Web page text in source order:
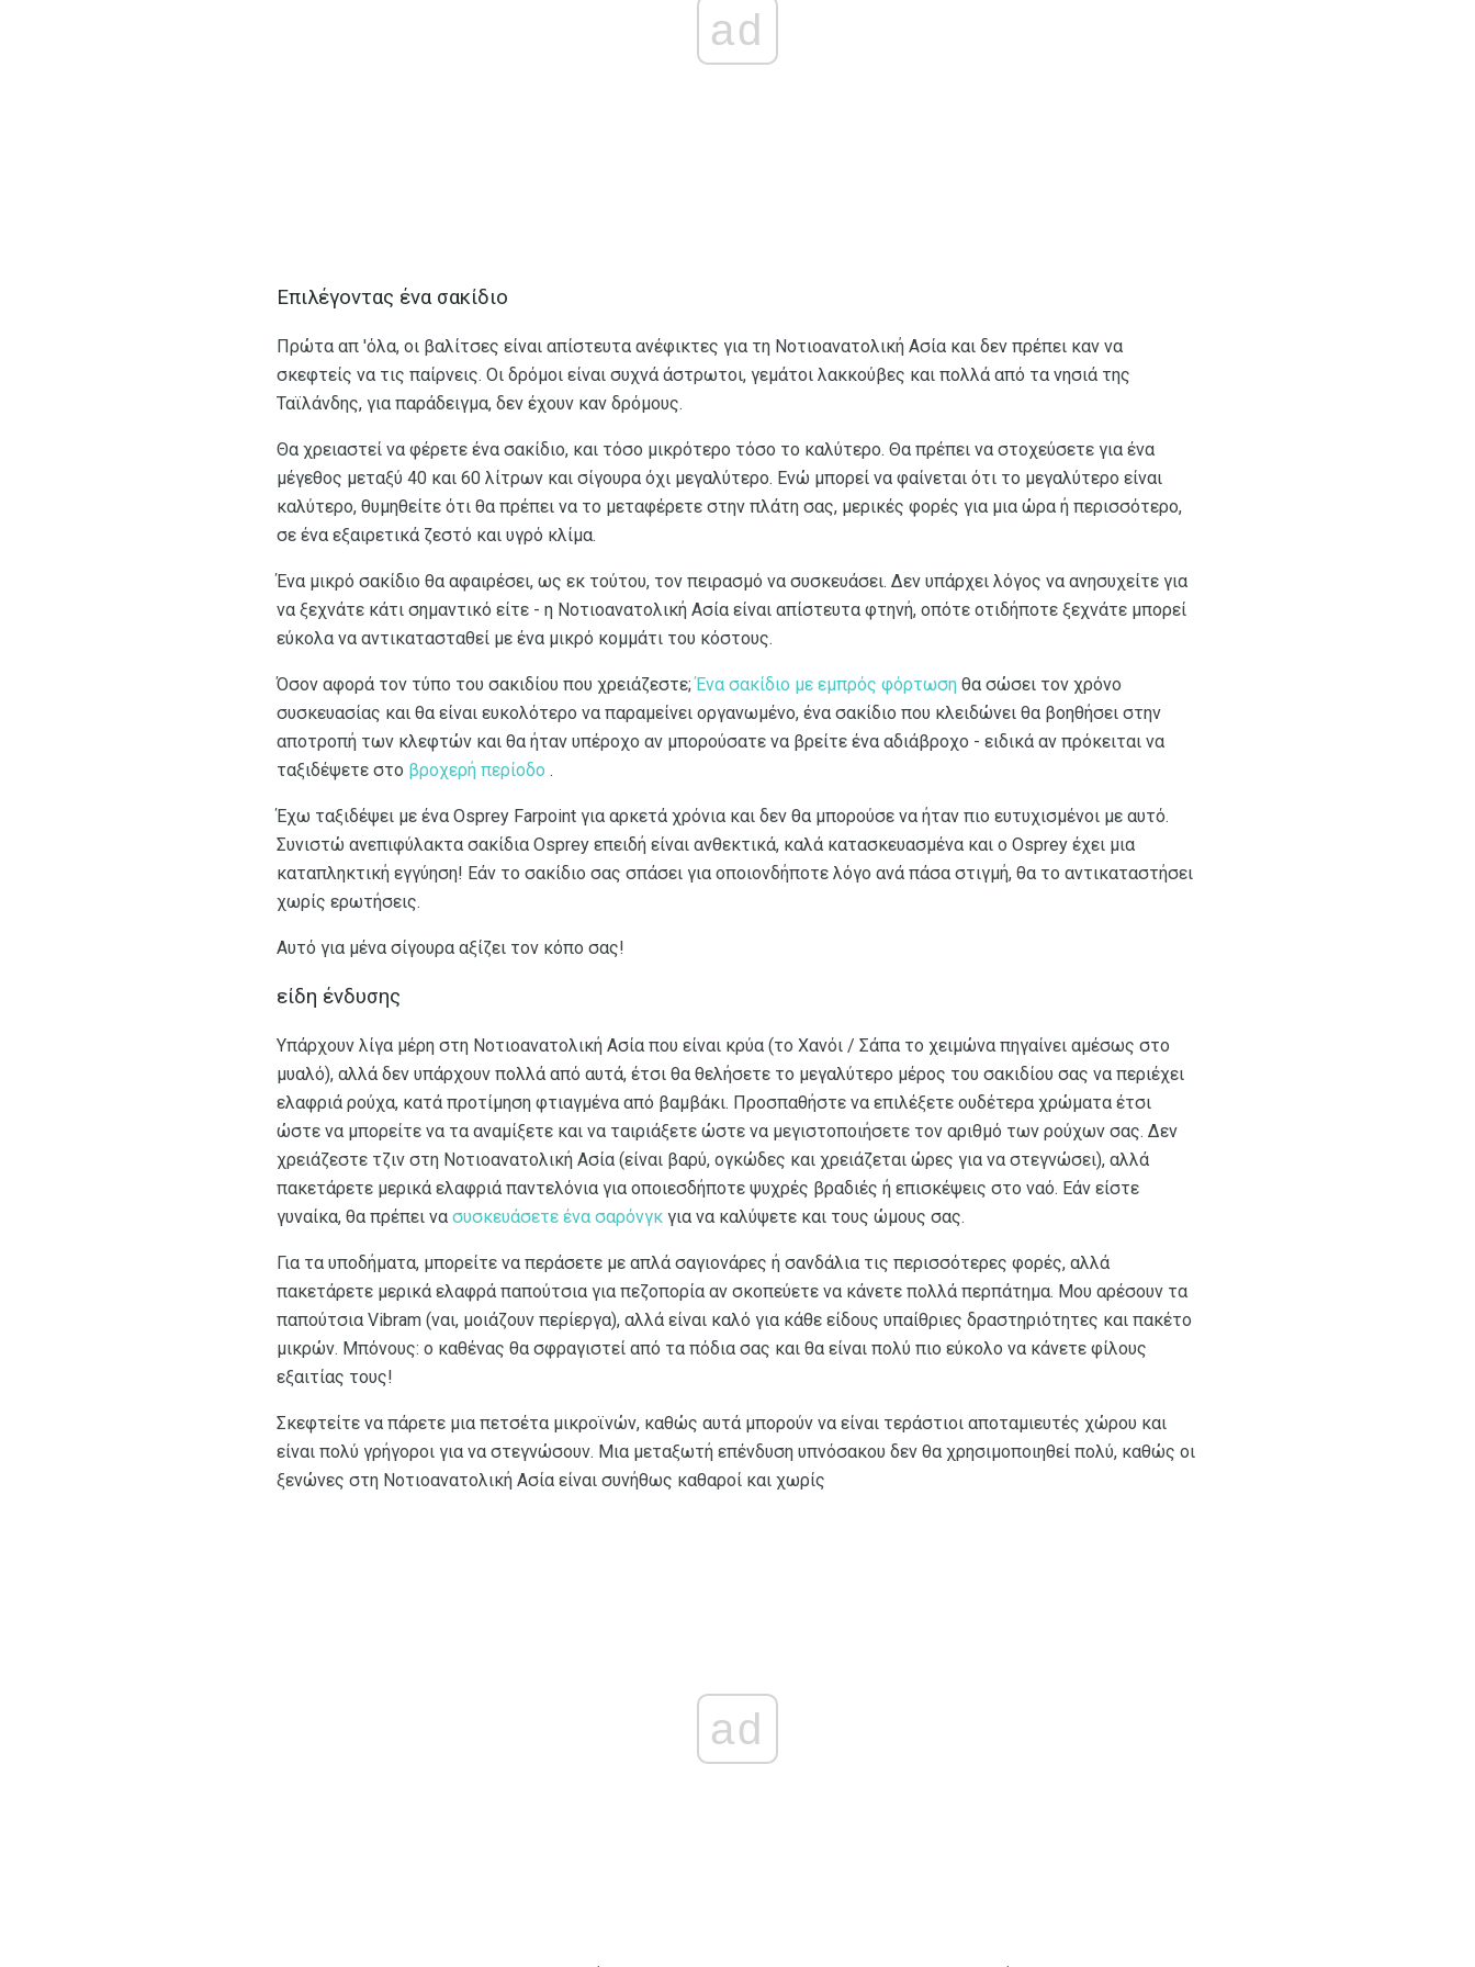
ad
Επιλέγοντας ένα σακίδιο
Πρώτα απ 'όλα, οι βαλίτσες είναι απίστευτα ανέφικτες για τη Νοτιοανατολική Ασία και δεν πρέπει καν να
σκεφτείς να τις παίρνεις. Οι δρόμοι είναι συχνά άστρωτοι, γεμάτοι λακκούβες και πολλά από τα νησιά της
Ταϊλάνδης, για παράδειγμα, δεν έχουν καν δρόμους.
Θα χρειαστεί να φέρετε ένα σακίδιο, και τόσο μικρότερο τόσο το καλύτερο. Θα πρέπει να στοχεύσετε για ένα
μέγεθος μεταξύ 40 και 60 λίτρων και σίγουρα όχι μεγαλύτερο. Ενώ μπορεί να φαίνεται ότι το μεγαλύτερο είναι
καλύτερο, θυμηθείτε ότι θα πρέπει να το μεταφέρετε στην πλάτη σας, μερικές φορές για μια ώρα ή περισσότερο,
σε ένα εξαιρετικά ζεστό και υγρό κλίμα.
Ένα μικρό σακίδιο θα αφαιρέσει, ως εκ τούτου, τον πειρασμό να συσκευάσει. Δεν υπάρχει λόγος να ανησυχείτε για
να ξεχνάτε κάτι σημαντικό είτε - η Νοτιοανατολική Ασία είναι απίστευτα φτηνή, οπότε οτιδήποτε ξεχνάτε μπορεί
εύκολα να αντικατασταθεί με ένα μικρό κομμάτι του κόστους.
Όσον αφορά τον τύπο του σακιδίου που χρειάζεστε;Ένα σακίδιο με εμπρός φόρτωση θα σώσει τον χρόνο
συσκευασίας και θα είναι ευκολότερο να παραμείνει οργανωμένο, ένα σακίδιο που κλειδώνει θα βοηθήσει στην
αποτροπή των κλεφτών και θα ήταν υπέροχο αν μπορούσατε να βρείτε ένα αδιάβροχο - ειδικά αν πρόκειται να
ταξιδέψετε στο βροχερή περίοδο .
Έχω ταξιδέψει με ένα Osprey Farpoint για αρκετά χρόνια και δεν θα μπορούσε να ήταν πιο ευτυχισμένοι με αυτό.
Συνιστώ ανεπιφύλακτα σακίδια Osprey επειδή είναι ανθεκτικά, καλά κατασκευασμένα και ο Osprey έχει μια
καταπληκτική εγγύηση! Εάν το σακίδιο σας σπάσει για οποιονδήποτε λόγο ανά πάσα στιγμή, θα το αντικαταστήσει
χωρίς ερωτήσεις.
Αυτό για μένα σίγουρα αξίζει τον κόπο σας!
είδη ένδυσης
Υπάρχουν λίγα μέρη στη Νοτιοανατολική Ασία που είναι κρύα (το Χανόι / Σάπα το χειμώνα πηγαίνει αμέσως στο
μυαλό), αλλά δεν υπάρχουν πολλά από αυτά, έτσι θα θελήσετε το μεγαλύτερο μέρος του σακιδίου σας να περιέχει
ελαφριά ρούχα, κατά προτίμηση φτιαγμένα από βαμβάκι. Προσπαθήστε να επιλέξετε ουδέτερα χρώματα έτσι
ώστε να μπορείτε να τα αναμίξετε και να ταιριάξετε ώστε να μεγιστοποιήσετε τον αριθμό των ρούχων σας. Δεν
χρειάζεστε τζιν στη Νοτιοανατολική Ασία (είναι βαρύ, ογκώδες και χρειάζεται ώρες για να στεγνώσει), αλλά
πακετάρετε μερικά ελαφριά παντελόνια για οποιεσδήποτε ψυχρές βραδιές ή επισκέψεις στο ναό. Εάν είστε
γυναίκα, θα πρέπει να συσκευάσετε ένα σαρόνγκ για να καλύψετε και τους ώμους σας.
Για τα υποδήματα, μπορείτε να περάσετε με απλά σαγιονάρες ή σανδάλια τις περισσότερες φορές, αλλά
πακετάρετε μερικά ελαφρά παπούτσια για πεζοπορία αν σκοπεύετε να κάνετε πολλά περπάτημα. Μου αρέσουν τα
παπούτσια Vibram (ναι, μοιάζουν περίεργα), αλλά είναι καλό για κάθε είδους υπαίθριες δραστηριότητες και πακέτο
μικρών. Μπόνους: ο καθένας θα σφραγιστεί από τα πόδια σας και θα είναι πολύ πιο εύκολο να κάνετε φίλους
εξαιτίας τους!
Σκεφτείτε να πάρετε μια πετσέτα μικροϊνών, καθώς αυτά μπορούν να είναι τεράστιοι αποταμιευτές χώρου και
είναι πολύ γρήγοροι για να στεγνώσουν. Μια μεταξωτή επένδυση υπνόσακου δεν θα χρησιμοποιηθεί πολύ, καθώς οι
ξενώνες στη Νοτιοανατολική Ασία είναι συνήθως καθαροί και χωρίς
ad